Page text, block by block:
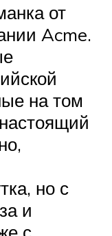
от
Acme.
на том
но с
и